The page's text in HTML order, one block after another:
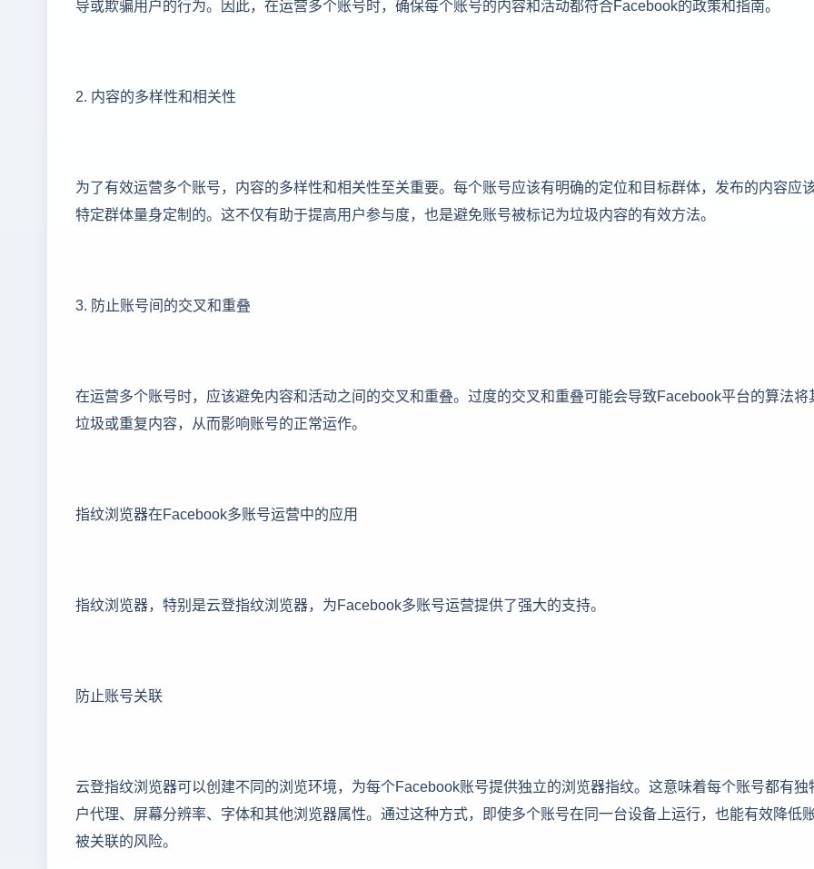
导或欺骗用户的行为。因此，在运营多个账号时，确保每个账号的内容和活动都符合Facebook的政策和指南。
2. 内容的多样性和相关性
为了有效运营多个账号，内容的多样性和相关性至关重要。每个账号应该有明确的定位和目标群体，发布的内容应
特定群体量身定制的。这不仅有助于提高用户参与度，也是避免账号被标记为垃圾内容的有效方法。
3. 防止账号间的交叉和重叠
在运营多个账号时，应该避免内容和活动之间的交叉和重叠。过度的交叉和重叠可能会导致Facebook平台的算法将
垃圾或重复内容，从而影响账号的正常运作。
指纹浏览器在Facebook多账号运营中的应用
指纹浏览器，特别是云登指纹浏览器，为Facebook多账号运营提供了强大的支持。
防止账号关联
云登指纹浏览器可以创建不同的浏览环境，为每个Facebook账号提供独立的浏览器指纹。这意味着每个账号都有独
户代理、屏幕分辨率、字体和其他浏览器属性。通过这种方式，即使多个账号在同一台设备上运行，也能有效降低
被关联的风险。